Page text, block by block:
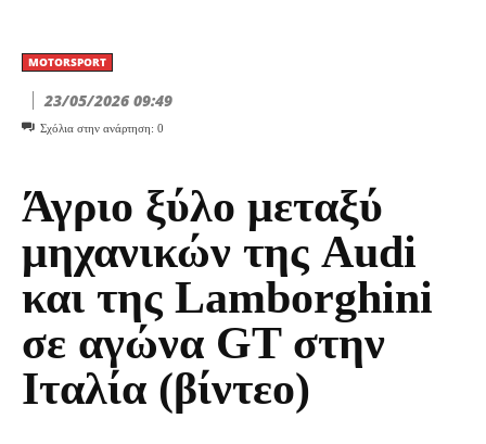
MOTORSPORT
23/05/2026 09:49
Σχόλια στην ανάρτηση: 0
Άγριο ξύλο μεταξύ
μηχανικών της Audi
και της Lamborghini
σε αγώνα GT στην
Ιταλία (βίντεο)